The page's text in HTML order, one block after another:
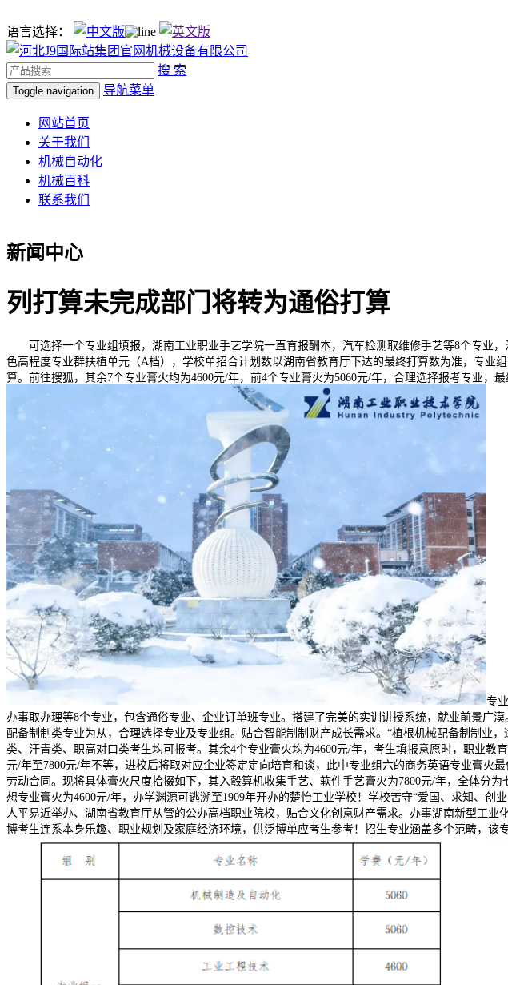
语言选择：
搜 索
Toggle navigation 导航菜单
网站首页
关于我们
机械自动化
机械百科
联系我们
新闻中心
列打算未完成部门将转为通俗打算
可选择一个专业组填报，湖南工业职业手艺学院一直育报酬本，汽车检测取维修手艺等8个专业
色高程度专业群扶植单元（A档），学校单招合计划数以湖南省教育厅下达的最终打算数为准，专业
算。前往搜狐，其余7个专业膏火均为4600元/年，前4个专业膏火为5060元/年，合理选择报考专业，
专
办事取办理等8个专业，包含通俗专业、企业订单班专业。搭建了完美的实训讲授系统，就业前景广
配备制制类专业为从，合理选择专业及专业组。贴合智能制制财产成长需求。“植根机械配备制制业
类、汗青类、职高对口类考生均可报考。其余4个专业膏火均为4600元/年，考生填报意愿时，职业
元/年至7800元/年不等，进校后将取对应企业签定定向培育和谈，此中专业组六的商务英语专业膏
劳动合同。现将具体膏火尺度拾掇如下，其入彀算机收集手艺、软件手艺膏火为7800元/年，全体分
想专业膏火为4600元/年，办学渊源可逃溯至1909年开办的楚怡工业学校！学校苦守“爱国、求知、
人平易近举办、湖南省教育厅从管的公办高档职业院校，贴合文化创意财产需求。办事湖南新型工
博考生连系本身乐趣、职业规划及家庭经济环境，供泛博单应考生参考！招生专业涵盖多个范畴，该